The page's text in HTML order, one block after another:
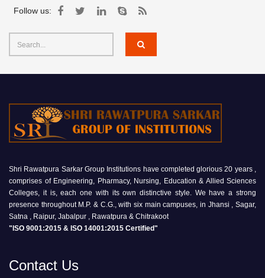
Follow us:
Shri Rawatpura Sarkar Group Institutions have completed glorious 20 years ,
comprises of Engineering, Pharmacy, Nursing, Education & Allied Sciences
Colleges, it is, each one with its own distinctive style. We have a strong
presence throughout M.P. & C.G., with six main campuses, in Jhansi , Sagar,
Satna , Raipur, Jabalpur , Rawatpura & Chitrakoot
"ISO 9001:2015 & ISO 14001:2015 Certified"
Contact Us